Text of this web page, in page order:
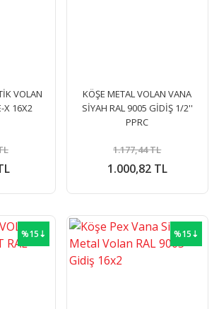
VOLAN
X 16X2
KÖŞE METAL VOLAN VANA
SİYAH RAL 9005 GİDİŞ 1/2''
PPRC
1.000,82 TL
1.177,44 TL
%15⇣ %15⇣